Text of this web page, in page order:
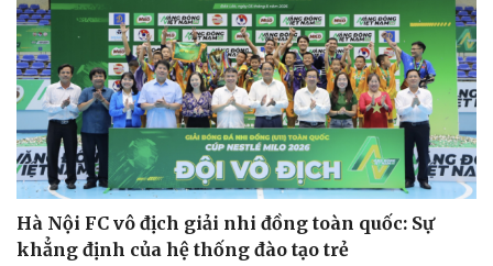
check-in
Cửa sổ tình yêu
Kể chuyện cho bé
Hạt giống tâm hồn
Hà Nội FC vô địch giải nhi đồng toàn quốc: Sự
khẳng định của hệ thống đào tạo trẻ